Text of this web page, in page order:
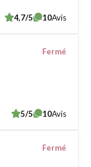
4,7/5 10Avis
Fermé
5/5 10Avis
Fermé